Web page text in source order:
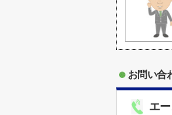
お問い合
エ